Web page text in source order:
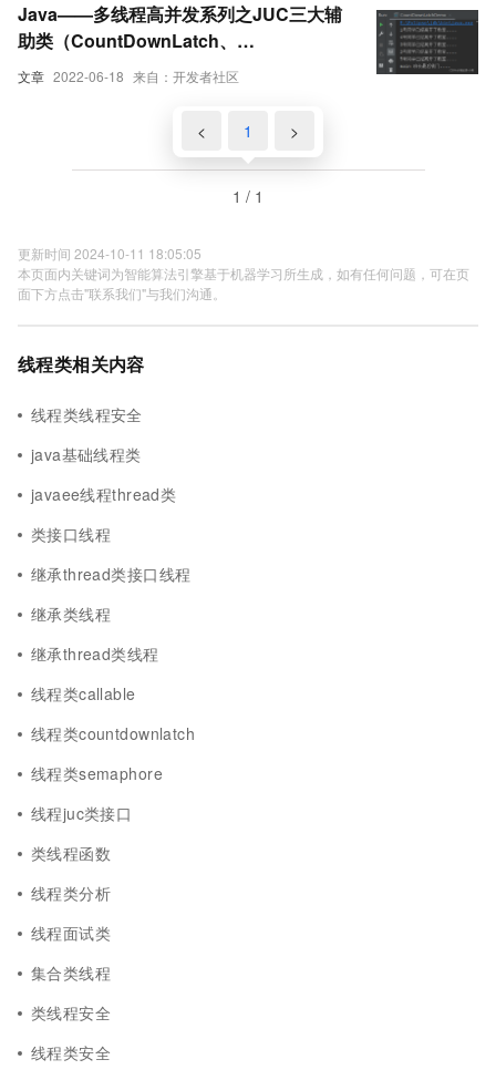
文章 2022-06-18 来自：开发者社区
Java——多线程高并发系列之JUC三大辅
助类（CountDownLatch、
CyclicBarrier、Semaphore）
< 1 >
1 / 1
更新时间 2024-10-11 18:05:05
本页面内关键词为智能算法引擎基于机器学习所生成，如有任何问题，可在页
面下方点击"联系我们"与我们沟通。
线程类相关内容
线程类线程安全
java基础线程类
javaee线程thread类
类接口线程
继承thread类接口线程
继承类线程
继承thread类线程
线程类callable
线程类countdownlatch
线程类semaphore
线程juc类接口
类线程函数
线程类分析
线程面试类
集合类线程
类线程安全
线程类安全